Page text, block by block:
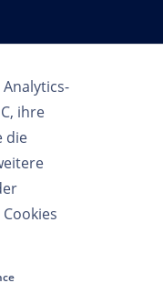
ihre
die